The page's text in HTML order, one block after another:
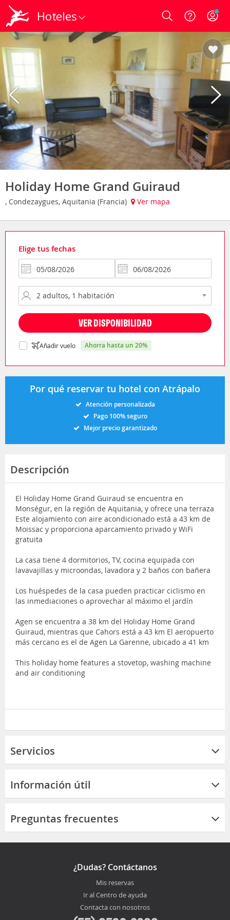
Hoteles Login
Holiday Home Grand Guiraud
, Condezaygues, Aquitania (Francia) Ver mapa
Elige tus fechas
VER DISPONIBILIDAD
Añadir vuelo ahorra hasta un 20%
Por qué reservar tu hotel con Atrápalo
Atención personalizada
Pago 100% seguro
Mejor precio garantizado
Descripción
El Holiday Home Grand Guiraud se encuentra en
Monségur, en la región de Aquitania, y ofrece una terraza
Este alojamiento con aire acondicionado está a 43 km de
Moissac y proporciona aparcamiento privado y WiFi
gratuita
La casa tiene 4 dormitorios, TV, cocina equipada con
lavavajillas y microondas, lavadora y 2 baños con bañera
Los huéspedes de la casa pueden practicar ciclismo en
las inmediaciones o aprovechar al máximo el jardín
Agen se encuentra a 38 km del Holiday Home Grand
Guiraud, mientras que Cahors está a 43 km El aeropuerto
más cercano es el de Agen La Garenne, ubicado a 41 km
This holiday home features a stovetop, washing machine
and air conditioning
Servicios
Información útil
Preguntas frecuentes
¿Dudas? Contáctanos
Mis reservas
Ir al Centro de ayuda
Contacta con nosotros